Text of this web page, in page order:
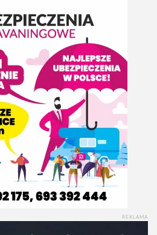
REKLAMA